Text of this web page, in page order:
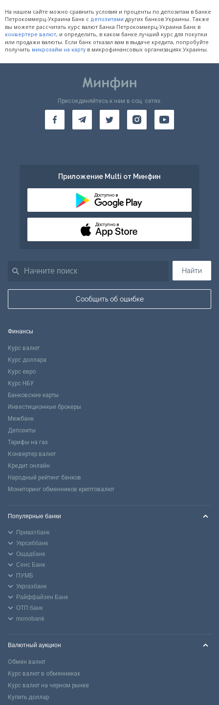
На нашем сайте можно сравнить условия и проценты по депозитам в Банке
Петрокоммерц-Украина Банк с депозитами других банков Украины. Также
вы можете рассчитать курс валют Банка Петрокоммерц-Украина Банк в
конвертере валют, и определить, в каком банке лучший курс для покупки
или продажи валюты. Если банк отказал вам в выдаче кредита, попробуйте
получить микрозайм на карту в микрофинансовых организациях Украины.
Найти
Сообщить об ошибке
Присоединяйтесь к нам в соц. сетях:
Приложение Multi от Минфин
Доступно в
Доступно в
Финансы
Курс валют
Курс доллара
Курс евро
Курс НБУ
Банковские карты
Инвестиционные брокеры
Межбанк
Депозиты
Тарифы на газ
Конвертер валют
Кредит онлайн
Народный рейтинг банков
Мониторинг обменников криптовалют
Популярные банки
Приватбанк
Укрсиббанк
Ощадбанк
Сенс Банк
ПУМБ
Укргазбанк
Райффайзен Банк
ОТП банк
monobank
Валютный аукцион
Обмен валют
Курс валют в обменниках
Курс валют на черном рынке
Купить доллар